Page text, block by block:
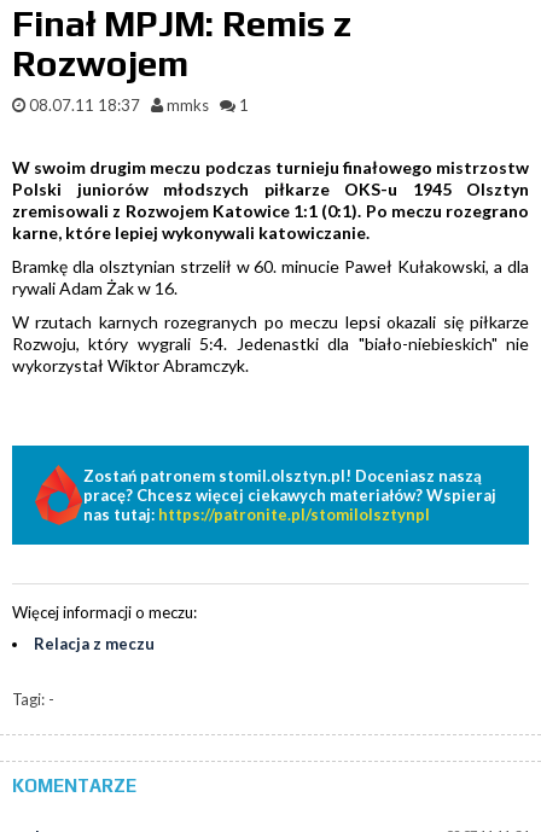
Finał MPJM: Remis z
Rozwojem
08.07.11 18:37 mmks 1
W swoim drugim meczu podczas turnieju finałowego mistrzostw
Polski juniorów młodszych piłkarze OKS-u 1945 Olsztyn
zremisowali z Rozwojem Katowice 1:1 (0:1). Po meczu rozegrano
karne, które lepiej wykonywali katowiczanie.
Bramkę dla olsztynian strzelił w 60. minucie Paweł Kułakowski, a dla
rywali Adam Żak w 16.
W rzutach karnych rozegranych po meczu lepsi okazali się piłkarze
Rozwoju, który wygrali 5:4. Jedenastki dla "biało-niebieskich" nie
wykorzystał Wiktor Abramczyk.
Zostań patronem stomil.olsztyn.pl! Doceniasz naszą
pracę? Chcesz więcej ciekawych materiałów? Wspieraj
nas tutaj: https://patronite.pl/stomilolsztynpl
Więcej informacji o meczu:
Relacja z meczu
Tagi: -
KOMENTARZE